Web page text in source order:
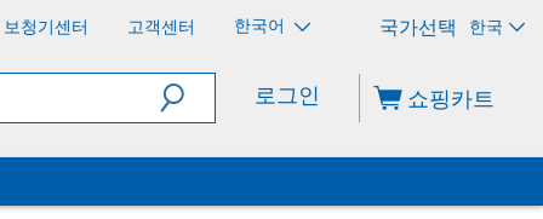
보청기센터 고객센터 한국어 한국
로그인 쇼핑카트